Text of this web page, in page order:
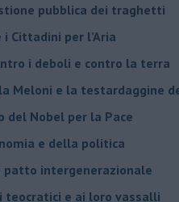
pubblica dei traghetti​
Cittadini per l’Aria
i deboli e contro la terra
Meloni e la testardaggine
del Nobel per la Pace
e della politica
patto intergenerazionale
teocratici e ai loro vassalli